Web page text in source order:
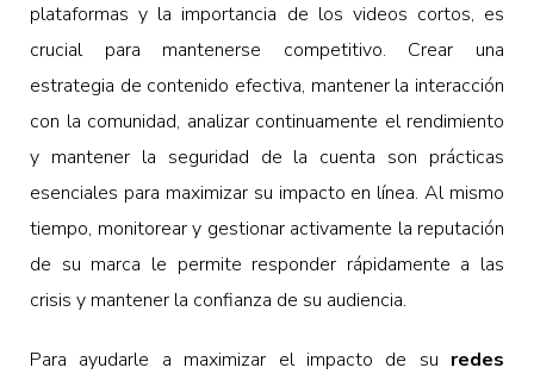
plataformas y la importancia de los videos cortos, es
crucial para mantenerse competitivo. Crear una
estrategia de contenido efectiva, mantener la interacción
con la comunidad, analizar continuamente el rendimiento
y mantener la seguridad de la cuenta son prácticas
esenciales para maximizar su impacto en línea. Al mismo
tiempo, monitorear y gestionar activamente la reputación
de su marca le permite responder rápidamente a las
crisis y mantener la confianza de su audiencia.
Para ayudarle a maximizar el impacto de su redes